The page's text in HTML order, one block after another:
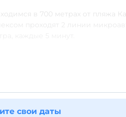
в 700 метрах от пляжа
свои даты